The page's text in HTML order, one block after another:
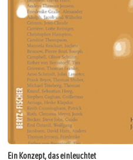
Ein Konzept, das einleuchtet